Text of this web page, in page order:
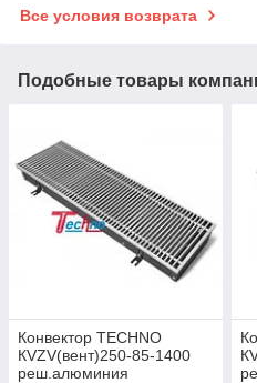
Все условия возврата
Подобные товары
Конвектор TECHNO
КVZV(вент)250-85-1400
реш.алюминия